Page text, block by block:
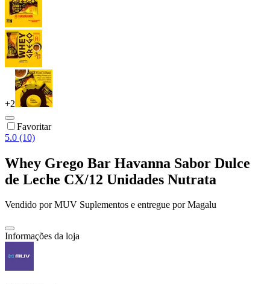
+2
Favoritar
5.0 (10)
Whey Grego Bar Havanna Sabor Dulce
de Leche CX/12 Unidades Nutrata
Vendido porMUV Suplementos e entregue por Magalu
Informações da loja